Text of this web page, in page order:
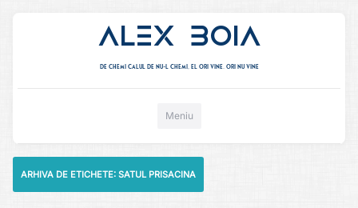
Alex Boia
De chemi calul de nu-l chemi, el ori vine. ori nu vine
Meniu
ARHIVA DE ETICHETE: SATUL PRISACINA